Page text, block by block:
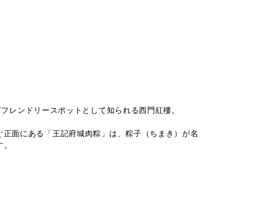
フレンドリースポットとして知られる西門紅樓。
面にある「王記府城肉粽」は、粽子（ちまき）が名